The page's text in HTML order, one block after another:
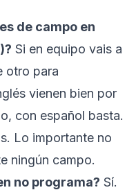
de campo en
Si en equipo vais a
otro para
vienen bien por
con español basta.
Lo importante no
ningún campo.
no programa? Sí.